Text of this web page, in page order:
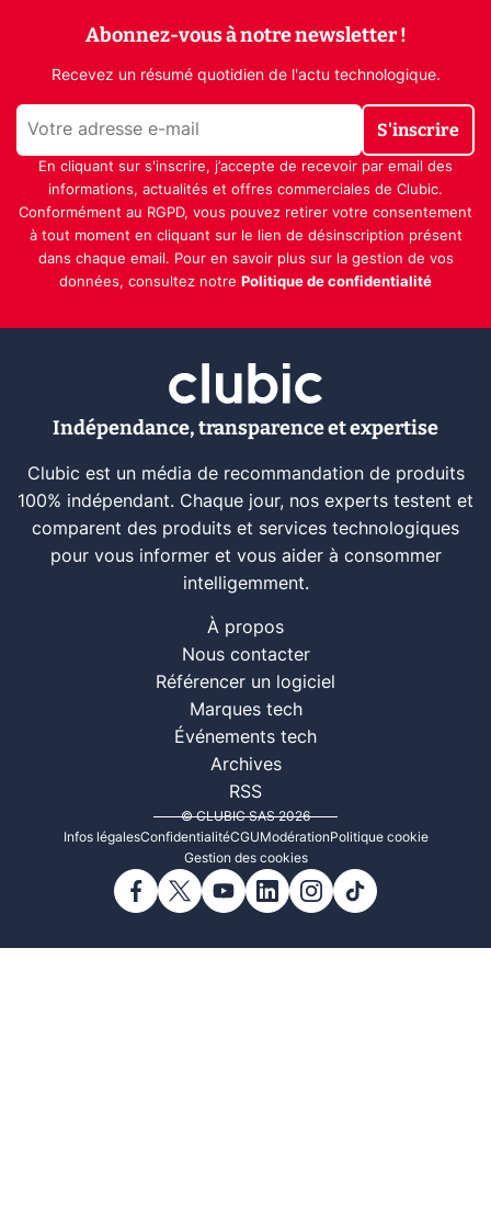
Abonnez-vous à notre newsletter !
Recevez un résumé quotidien de l'actu technologique.
S'inscrire
En cliquant sur s'inscrire, j’accepte de recevoir par email des
informations, actualités et offres commerciales de Clubic.
Conformément au RGPD, vous pouvez retirer votre consentement
à tout moment en cliquant sur le lien de désinscription présent
dans chaque email. Pour en savoir plus sur la gestion de vos
données, consultez notre Politique de confidentialité
Indépendance, transparence et expertise
Clubic est un média de recommandation de produits
100% indépendant. Chaque jour, nos experts testent et
comparent des produits et services technologiques
pour vous informer et vous aider à consommer
intelligemment.
À propos
Nous contacter
Référencer un logiciel
Marques tech
Événements tech
Archives
RSS
© CLUBIC SAS 2026
Infos légalesConfidentialitéCGUModérationPolitique cookie
Gestion des cookies